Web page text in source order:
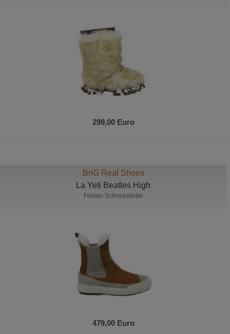
299,00 Euro
BnG Real Shoes
La Yeti Beatles High
Fohlen Schneestiefel
479,00 Euro